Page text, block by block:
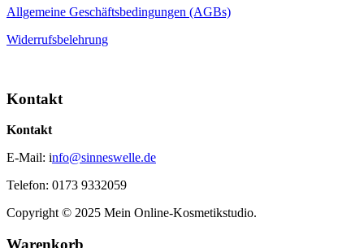
Allgemeine Geschäftsbedingungen (AGBs)
Widerrufsbelehrung
Kontakt
Kontakt
E-Mail: info@sinneswelle.de
Telefon: 0173 9332059
Copyright © 2025 Mein Online-Kosmetikstudio.
Warenkorb